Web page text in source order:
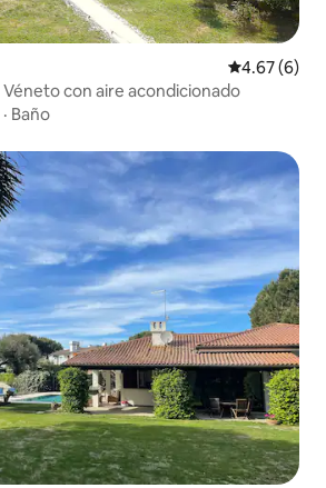
Calificación
4.67 (6)
Véneto con aire acondicionado
· Baño